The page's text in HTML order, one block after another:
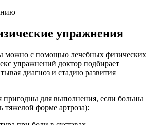
упражнения
можно с помощью лечебных физических
упражнений доктор подбирает
диагноз и стадию развития
для выполнения, если больны
тяжелой форме артроза):